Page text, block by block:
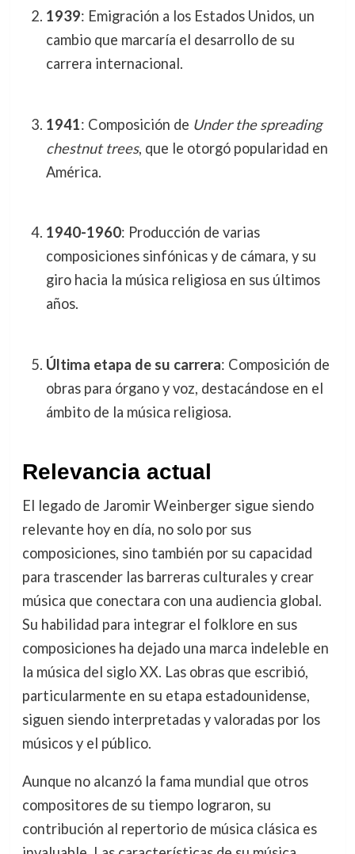
1939: Emigración a los Estados Unidos, un
cambio que marcaría el desarrollo de su
carrera internacional.
1941: Composición de Under the spreading
chestnut trees, que le otorgó popularidad en
América.
1940-1960: Producción de varias
composiciones sinfónicas y de cámara, y su
giro hacia la música religiosa en sus últimos
años.
Última etapa de su carrera: Composición de
obras para órgano y voz, destacándose en el
ámbito de la música religiosa.
Relevancia actual
El legado de Jaromir Weinberger sigue siendo
relevante hoy en día, no solo por sus
composiciones, sino también por su capacidad
para trascender las barreras culturales y crear
música que conectara con una audiencia global.
Su habilidad para integrar el folklore en sus
composiciones ha dejado una marca indeleble en
la música del siglo XX. Las obras que escribió,
particularmente en su etapa estadounidense,
siguen siendo interpretadas y valoradas por los
músicos y el público.
Aunque no alcanzó la fama mundial que otros
compositores de su tiempo lograron, su
contribución al repertorio de música clásica es